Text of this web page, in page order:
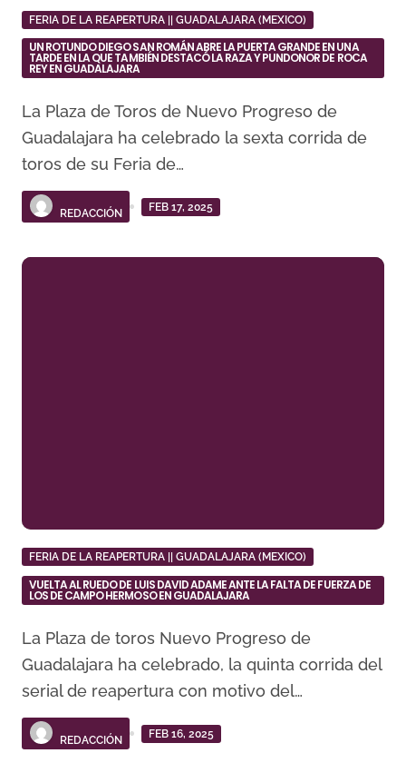
FERIA DE LA REAPERTURA || GUADALAJARA (MEXICO)
UN ROTUNDO DIEGO SAN ROMÁN ABRE LA PUERTA GRANDE EN UNA
TARDE EN LA QUE TAMBIÉN DESTACÓ LA RAZA Y PUNDONOR DE ROCA
REY EN GUADALAJARA
La Plaza de Toros de Nuevo Progreso de
Guadalajara ha celebrado la sexta corrida de
toros de su Feria de…
REDACCIÓN
FEB 17, 2025
FERIA DE LA REAPERTURA || GUADALAJARA (MEXICO)
VUELTA AL RUEDO DE LUIS DAVID ADAME ANTE LA FALTA DE FUERZA DE
LOS DE CAMPO HERMOSO EN GUADALAJARA
La Plaza de toros Nuevo Progreso de
Guadalajara ha celebrado, la quinta corrida del
serial de reapertura con motivo del…
REDACCIÓN
FEB 16, 2025